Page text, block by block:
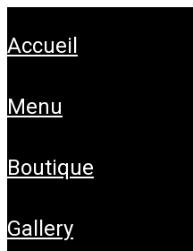
accueil
menu
boutique
gallery